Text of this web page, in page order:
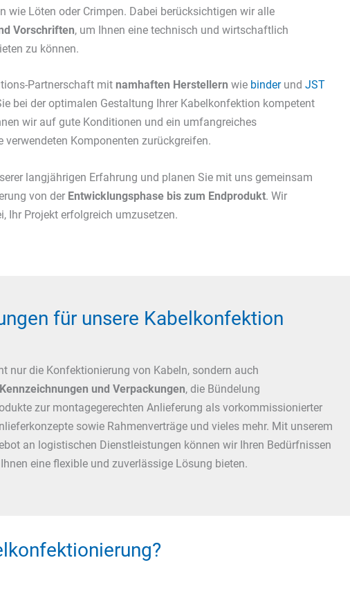
wie Löten oder Crimpen. Dabei berücksichtigen wir alle
Vorschriften, um Ihnen eine technisch und wirtschaftlich
zu können.
Partnerschaft mit namhaften Herstellern wie binderund JST
bei der optimalen Gestaltung Ihrer Kabelkonfektion kompetent
wir auf gute Konditionen und ein umfangreiches
verwendeten Komponenten zurückgreifen.
langjährigen Erfahrung und planen Sie mit uns gemeinsam
von der Entwicklungsphase bis zum Endprodukt. Wir
Ihr Projekt erfolgreich umzusetzen.
für unsere Kabelkonfektion
nur die Konfektionierung von Kabeln, sondern auch
und Verpackungen, die Bündelung
zur montagegerechten Anlieferung als vorkommissionierter
sowie Rahmenverträge und vieles mehr. Mit unserem
an logistischen Dienstleistungen können wir Ihren Bedürfnissen
eine flexible und zuverlässige Lösung bieten.